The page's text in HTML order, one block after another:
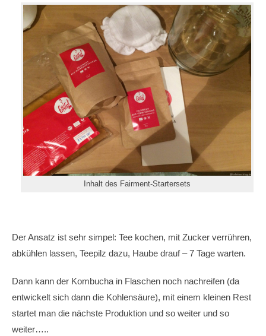
Inhalt des Fairment-Startersets
Der Ansatz ist sehr simpel: Tee kochen, mit Zucker verrühren,
abkühlen lassen, Teepilz dazu, Haube drauf – 7 Tage warten.
Dann kann der Kombucha in Flaschen noch nachreifen (da
entwickelt sich dann die Kohlensäure), mit einem kleinen Rest
startet man die nächste Produktion und so weiter und so
weiter…..